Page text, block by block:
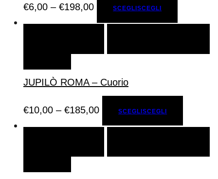
€6,00 – €198,00 SCEGLISCEGLI
JUPILÒ ROMA – Cuorio
€10,00 – €185,00 SCEGLISCEGLI